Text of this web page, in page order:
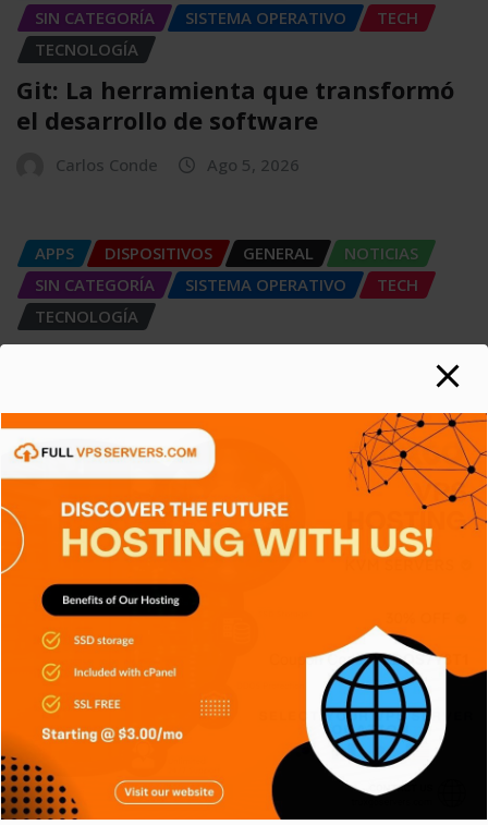
SIN CATEGORÍA
SISTEMA OPERATIVO
TECH
TECNOLOGÍA
Git: La herramienta que transformó
el desarrollo de software
Carlos Conde Ago 5, 2026
APPS DISPOSITIVOS GENERAL
NOTICIAS
SIN CATEGORÍA
SISTEMA OPERATIVO
TECH
TECNOLOGÍA
SIEM: El sistema que convierte miles
Carlos Conde Ago 4, 2026
APPS GENERAL RETRO
SISTEMA OPERATIVO
TECH TECNOLOGÍA
Platform Engineering, construyendo
plataformas para mejorar
Carlos Conde
GENERAL
SIN CATEGORÍA
SISTEMA OPERATIVO
TECH
TECNOLOGÍA